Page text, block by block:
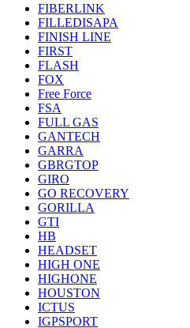
FIBERLINK
FILLEDISAPA
FINISH LINE
FIRST
FLASH
FOX
Free Force
FSA
FULL GAS
GANTECH
GARRA
GBRGTOP
GIRO
GO RECOVERY
GORILLA
GTI
HB
HEADSET
HIGH ONE
HIGHONE
HOUSTON
ICTUS
IGPSPORT